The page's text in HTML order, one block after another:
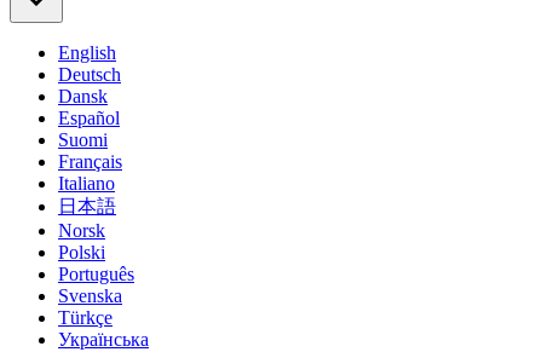
English
Deutsch
Dansk
Español
Suomi
Français
Italiano
日本語
Norsk
Polski
Português
Svenska
Türkçe
Українська